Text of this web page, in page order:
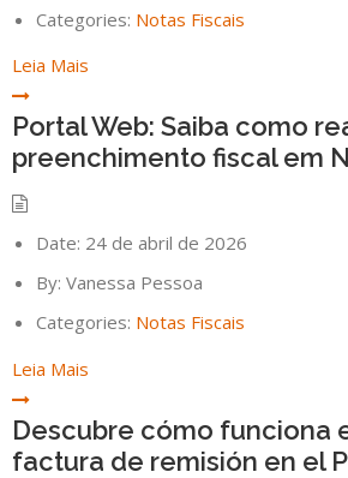
Categories: Notas Fiscais
Leia Mais
Portal Web: Saiba como
preenchimento fiscal em
Date: 24 de abril de 2026
By: Vanessa Pessoa
Categories: Notas Fiscais
Leia Mais
Descubre cómo funciona
factura de remisión en el